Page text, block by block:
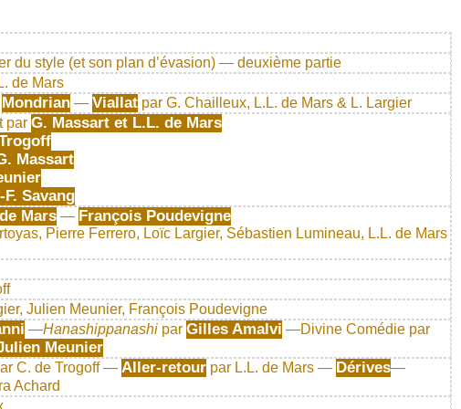
du style (et son plan d’évasion) — deuxième partie
de Mars
Mondrian — Viallat par G. Chailleux, L.L. de Mars & L. Largier
par G. Massart et L.L. de Mars
Massart
Savang
Mars — François Poudevigne
Pierre Ferrero, Loïc Largier, Sébastien Lumineau, L.L. de Mars
Julien Meunier, François Poudevigne
—Hanashippanashi par Gilles Amalvi —Divine Comédie par
Meunier
C. de Trogoff — Aller-retour par L.L. de Mars — Dérives—
Achard